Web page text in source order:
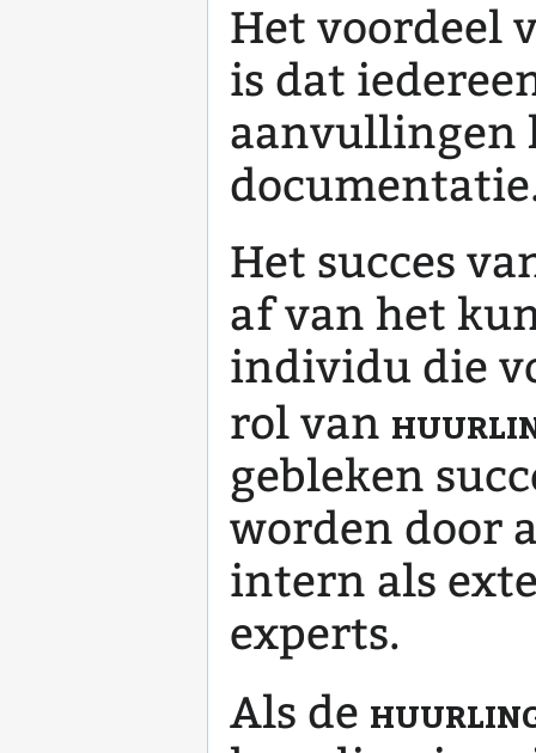
Het voordeel
is dat
aanvullingen
Het succes
af van het
individu die
rol van
gebleken
worden door
intern als
experts.
Als de